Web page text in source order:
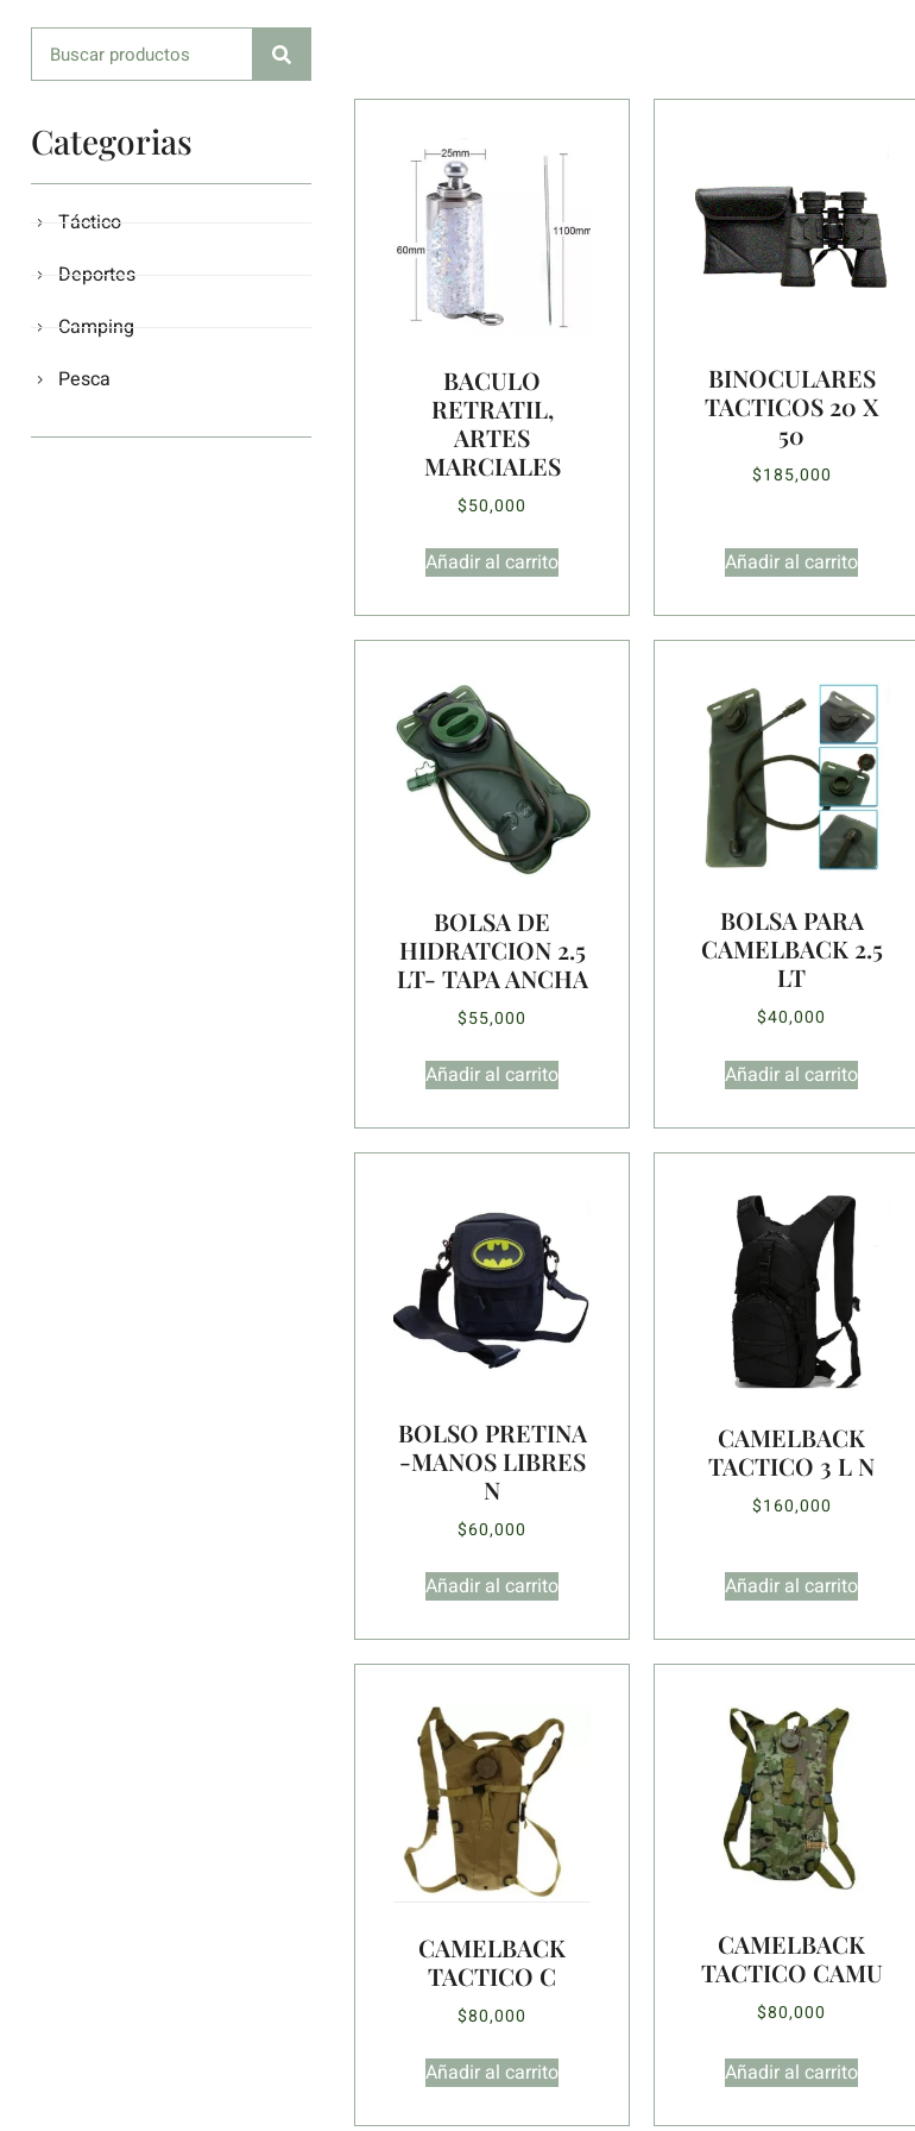
Categorias
Táctico
Deportes
Camping
Pesca
BACULO
RETRATIL,
ARTES
MARCIALES
$50,000
Añadir al carrito
BINOCULARES
TACTICOS 20 X
50
$185,000
Añadir al carrito
BOLSA DE
HIDRATCION 2.5
LT- TAPA ANCHA
$55,000
Añadir al carrito
BOLSA PARA
CAMELBACK 2.5
LT
$40,000
Añadir al carrito
BOLSO PRETINA
-MANOS LIBRES
N
$60,000
Añadir al carrito
CAMELBACK
TACTICO 3 L N
$160,000
Añadir al carrito
CAMELBACK
TACTICO C
$80,000
Añadir al carrito
CAMELBACK
TACTICO CAMU
$80,000
Añadir al carrito